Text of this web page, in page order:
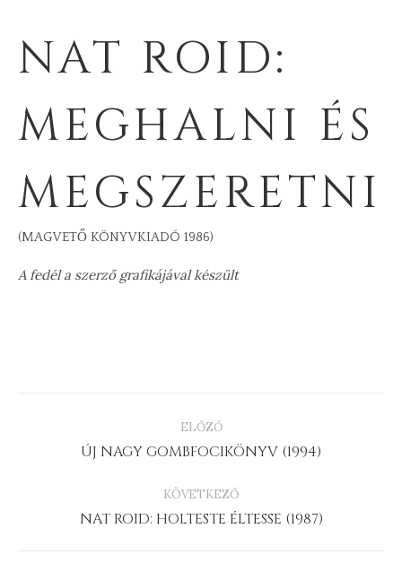
NAT ROID:
MEGHALNI ÉS
MEGSZERETNI
(MAGVETŐ KÖNYVKIADÓ 1986)
A fedél a szerző grafikájával készült
PROJECT
NAVIGATION
ELŐZŐ
Previous
ÚJ NAGY GOMBFOCIKÖNYV (1994)
KÖVETKEZŐ
Next
NAT ROID: HOLTESTE ÉLTESSE (1987)